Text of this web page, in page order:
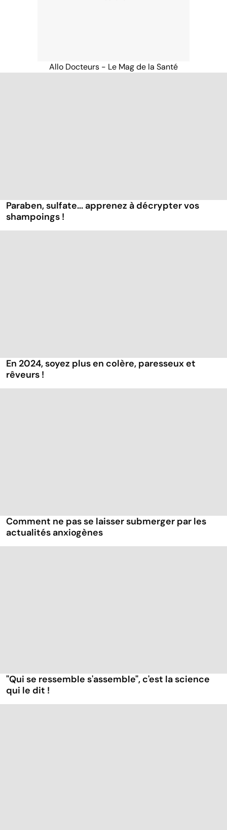
Allo Docteurs - Le Mag de la Santé
Paraben, sulfate... apprenez à décrypter vos
shampoings !
En 2024, soyez plus en colère, paresseux et
rêveurs !
Comment ne pas se laisser submerger par les
actualités anxiogènes
"Qui se ressemble s'assemble", c'est la science
qui le dit !